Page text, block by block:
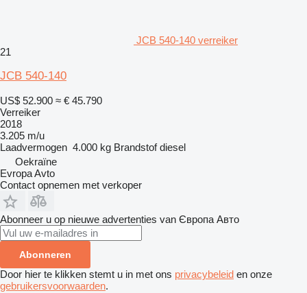
JCB 540-140 verreiker
21
JCB 540-140
US$ 52.900 ≈ € 45.790
Verreiker
2018
3.205 m/u
Laadvermogen 4.000 kg Brandstof diesel
Oekraïne
Evropa Avto
Contact opnemen met verkoper
Abonneer u op nieuwe advertenties van Європа Авто
Abonneren
Door hier te klikken stemt u in met ons privacybeleid en onze
gebruikersvoorwaarden.